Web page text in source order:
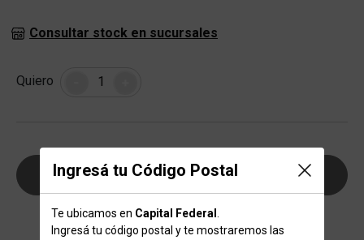
Ingresá tu Código Postal
Te ubicamos en Capital Federal
Ingresá tu código postal y te mostraremos las
Consultar stock en sucursales
Quiero Cantidad
AGREGAR AL CARRITO